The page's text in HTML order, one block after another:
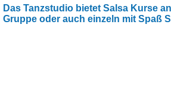
Das Tanzstudio bietet Salsa Kurse
Gruppe oder auch einzeln mit Spaß